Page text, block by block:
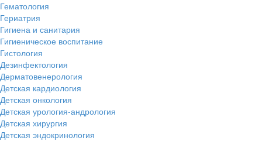
Гематология
Гериатрия
Гигиена и санитария
Гигиеническое воспитание
Гистология
Дезинфектология
Дерматовенерология
Детская кардиология
Детская онкология
Детская урология-андрология
Детская хирургия
Детская эндокринология